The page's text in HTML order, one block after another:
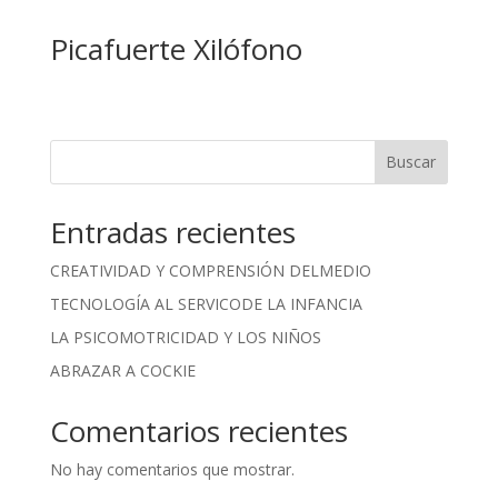
Picafuerte Xilófono
Buscar
Entradas recientes
CREATIVIDAD Y COMPRENSIÓN DELMEDIO
TECNOLOGÍA AL SERVICODE LA INFANCIA
LA PSICOMOTRICIDAD Y LOS NIÑOS
ABRAZAR A COCKIE
Comentarios recientes
No hay comentarios que mostrar.